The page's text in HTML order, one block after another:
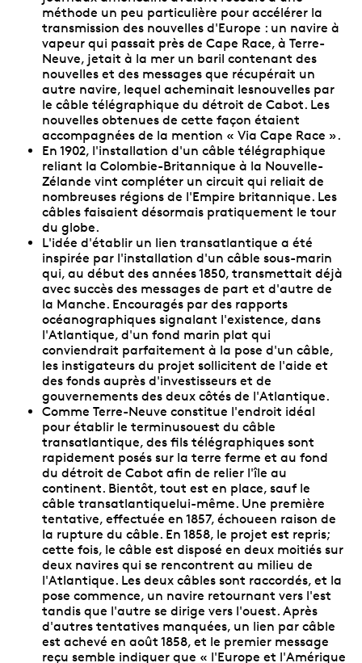
méthode un peu particulière pour accélérer la
transmission des nouvelles d'Europe : un navire à
vapeur qui passait près de Cape Race, à Terre-
Neuve, jetait à la mer un baril contenant des
nouvelles et des messages que récupérait un
autre navire, lequel acheminait lesnouvelles par
le câble télégraphique du détroit de Cabot. Les
nouvelles obtenues de cette façon étaient
accompagnées de la mention « Via Cape Race ».
En 1902, l'installation d'un câble télégraphique
reliant la Colombie-Britannique à la Nouvelle-
Zélande vint compléter un circuit qui reliait de
nombreuses régions de l'Empire britannique. Les
câbles faisaient désormais pratiquement le tour
du globe.
L'idée d'établir un lien transatlantique a été
inspirée par l'installation d'un câble sous-marin
qui, au début des années 1850, transmettait déjà
avec succès des messages de part et d'autre de
la Manche. Encouragés par des rapports
océanographiques signalant l'existence, dans
l'Atlantique, d'un fond marin plat qui
conviendrait parfaitement à la pose d'un câble,
les instigateurs du projet sollicitent de l'aide et
des fonds auprès d'investisseurs et de
gouvernements des deux côtés de l'Atlantique.
Comme Terre-Neuve constitue l'endroit idéal
pour établir le terminusouest du câble
transatlantique, des fils télégraphiques sont
rapidement posés sur la terre ferme et au fond
du détroit de Cabot afin de relier l'île au
continent. Bientôt, tout est en place, sauf le
câble transatlantiquelui-même. Une première
tentative, effectuée en 1857, échoueen raison de
la rupture du câble. En 1858, le projet est repris;
cette fois, le câble est disposé en deux moitiés sur
deux navires qui se rencontrent au milieu de
l'Atlantique. Les deux câbles sont raccordés, et la
pose commence, un navire retournant vers l'est
tandis que l'autre se dirige vers l'ouest. Après
d'autres tentatives manquées, un lien par câble
est achevé en août 1858, et le premier message
reçu semble indiquer que « l'Europe et l'Amérique